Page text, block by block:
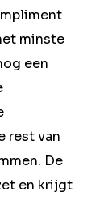
minste
een
rest van
De
en krijgt